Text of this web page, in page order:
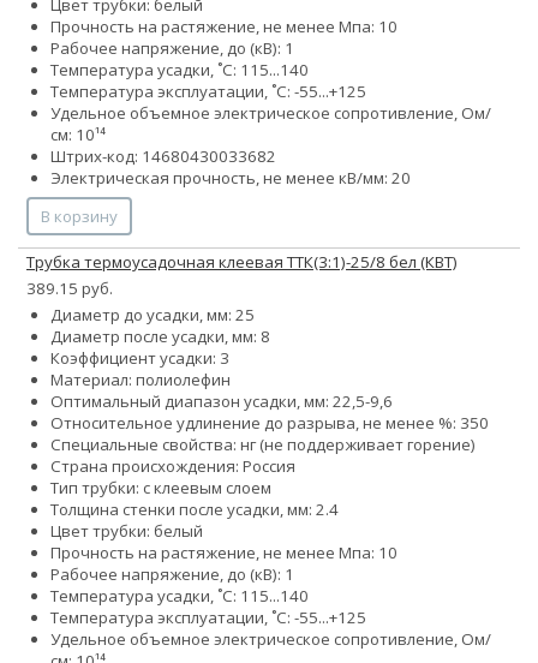
Цвет трубки: белый
Прочность на растяжение, не менее Мпа: 10
Рабочее напряжение, до (кВ): 1
Температура усадки, ˚С: 115...140
Температура эксплуатации, ˚С: -55...+125
Удельное объемное электрическое сопротивление, Ом/
см: 10¹⁴
Штрих-код: 14680430033682
Электрическая прочность, не менее кВ/мм: 20
В корзину
Трубка термоусадочная клеевая ТТК(3:1)-25/8 бел (КВТ)
389.15 руб.
Диаметр до усадки, мм: 25
Диаметр после усадки, мм: 8
Коэффициент усадки: 3
Материал: полиолефин
Оптимальный диапазон усадки, мм: 22,5-9,6
Относительное удлинение до разрыва, не менее %: 350
Специальные свойства: нг (не поддерживает горение)
Страна происхождения: Россия
Тип трубки: с клеевым слоем
Толщина стенки после усадки, мм: 2.4
Цвет трубки: белый
Прочность на растяжение, не менее Мпа: 10
Рабочее напряжение, до (кВ): 1
Температура усадки, ˚С: 115...140
Температура эксплуатации, ˚С: -55...+125
Удельное объемное электрическое сопротивление, Ом/